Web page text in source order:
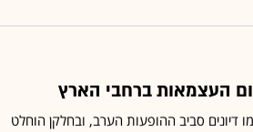
העצמאות ברחבי הארץ
דיונים סביב ההופעות הערב, ובחלקן הוחלט